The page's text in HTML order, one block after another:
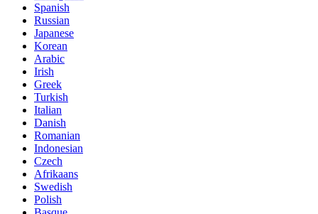
Spanish
Russian
Japanese
Korean
Arabic
Irish
Greek
Turkish
Italian
Danish
Romanian
Indonesian
Czech
Afrikaans
Swedish
Polish